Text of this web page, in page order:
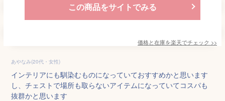
この商品をサイトでみる
価格と在庫を楽天でチェック >>
あやなみ(20代・女性)
インテリアにも馴染むものになっていておすすめかと思います
し、チェストで場所も取らないアイテムになっていてコスパも
抜群かと思います